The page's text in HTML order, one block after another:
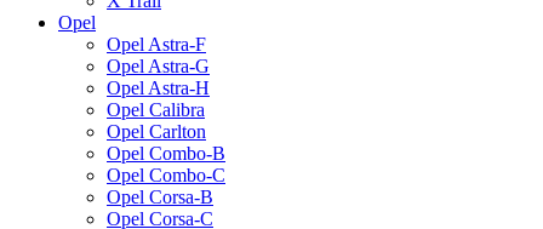
Opel
Opel Astra-F
Opel Astra-G
Opel Astra-H
Opel Calibra
Opel Carlton
Opel Combo-B
Opel Combo-C
Opel Corsa-B
Opel Corsa-C